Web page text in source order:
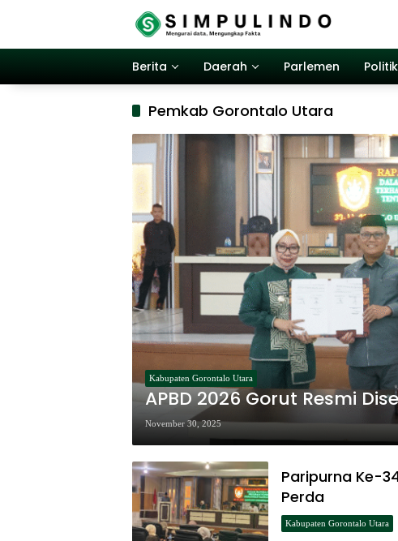
Berita Daerah Parlemen Politik
Pemkab Gorontalo Utara
Kabupaten Gorontalo Utara
APBD 2026 Gorut Resmi
November 30, 2025
Paripurna Ke-
Perda
Kabupaten Gorontalo Utara